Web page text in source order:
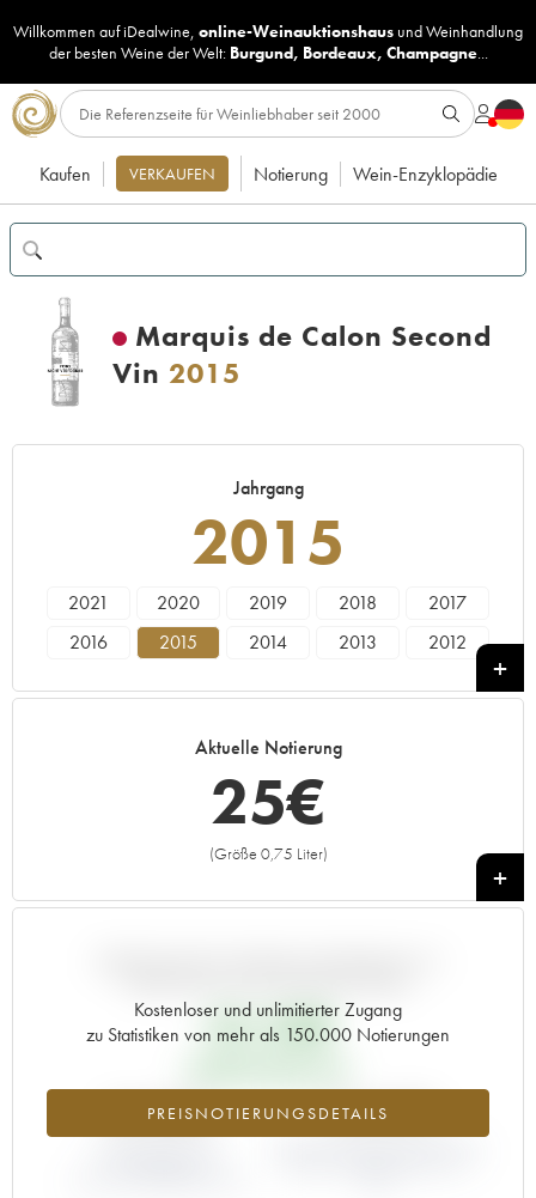
Willkommen auf iDealwine, online-Weinauktionshaus undWeinhandlung
der besten Weine der Welt: Burgund, Bordeaux, Champagne...
Kaufen VERKAUFEN Notierung Wein-Enzyklopädie
Marquis de Calon Second
Vin 2015
Jahrgang
2015
2021 2020 2019 2018
2017
2016
2015 2014 2013
2012
1990 1989
Aktuelle Notierung
25€
(Größe 0,75 Liter)
+
Kostenloser und unlimitierter Zugang
zu Statistiken von mehr als 150.000 Notierungen
PREISNOTIERUNGSDETAILS
23,52€
+6.46% +16.67%